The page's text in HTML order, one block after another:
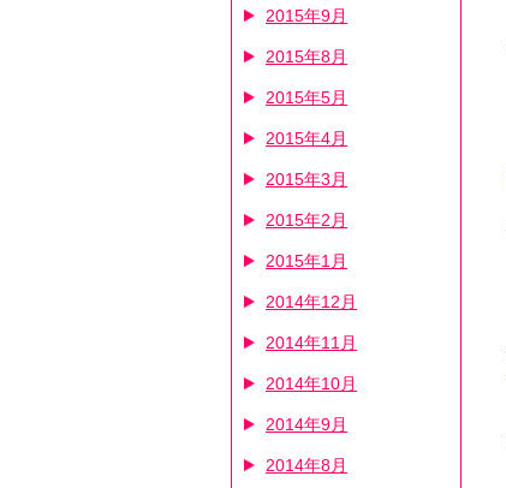
2015年9月
2015年8月
2015年5月
2015年4月
2015年3月
2015年2月
2015年1月
2014年12月
2014年11月
2014年10月
2014年9月
2014年8月